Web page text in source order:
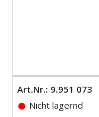
Art.Nr.: 9.951 073
Nicht lagernd